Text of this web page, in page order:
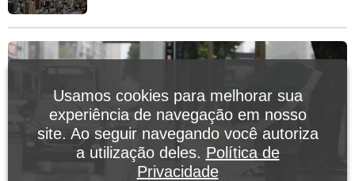
Usamos cookies para melhorar sua
experiência de navegação em nosso
site. Ao seguir navegando você autoriza
a utilização deles. Política de
Privacidade